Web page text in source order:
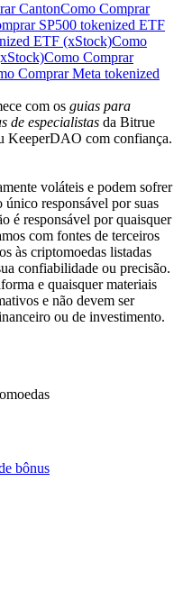
CantonComo Comprar
SP500 tokenized ETF
ETF (xStock)Como
Como Comprar
Comprar Meta tokenized
com os guias para
de especialistas da Bitrue
KeeperDAO com confiança.
voláteis e podem sofrer
único responsável por suas
é responsável por quaisquer
com fontes de terceiros
às criptomoedas listadas
confiabilidade ou precisão.
e quaisquer materiais
e não devem ser
ou de investimento.
bônus